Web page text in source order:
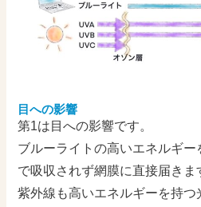
目への影響
第1は目への影響です。
ブルーライトの高いエネルギ
で吸収されず網膜に直接届きま
紫外線も高いエネルギーを持つ